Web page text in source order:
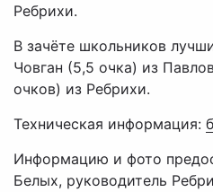
Ребрихи.
В зачёте школьников
Човган (5,5 очка) из
очков) из Ребрихи.
Техническая информация:
Информацию и фото
Белых, руководитель